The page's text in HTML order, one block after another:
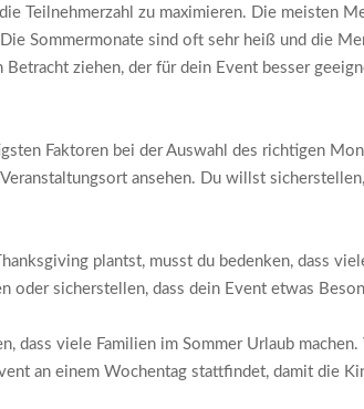
Teilnehmerzahl zu maximieren. Die meisten
Sommermonate sind oft sehr heiß und die
ziehen, der für dein Event besser
Faktoren bei der Auswahl des richtigen
ansehen. Du willst
plantst, musst du bedenken, dass
oder sicherstellen, dass dein Event etwas
dass viele Familien im Sommer Urlaub
an einem Wochentag stattfindet, damit die